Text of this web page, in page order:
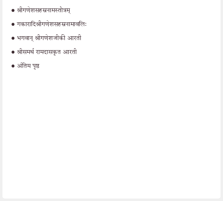
• श्रीगणेशसहस्रनामस्तोत्रम्
•गकारादिश्रीगणेशसहस्रनामावलि:
• भगवान् श्रीगणेशजीकी आरती
• श्रीसमर्थ रामदासकृत आरती
• अंतिम पृष्ठ